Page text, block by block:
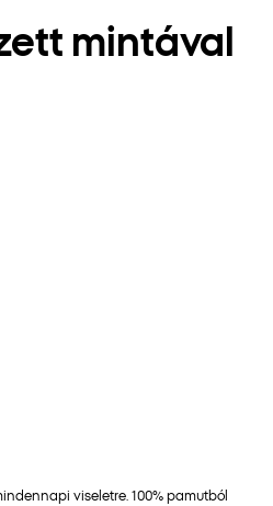
mintával
viseletre. 100% pamutból